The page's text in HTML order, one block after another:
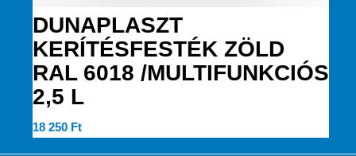
DUNAPLASZT
KERÍTÉSFESTÉK ZÖLD
RAL 6018 /MULTIFUNKCIÓS
2,5 L
18 250 Ft